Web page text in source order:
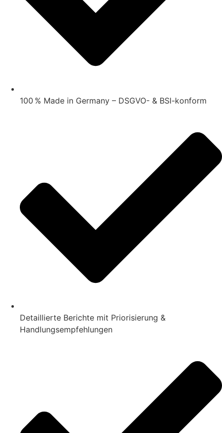
100 % Made in Germany – DSGVO- & BSI-konform
Detaillierte Berichte mit Priorisierung &
Handlungsempfehlungen